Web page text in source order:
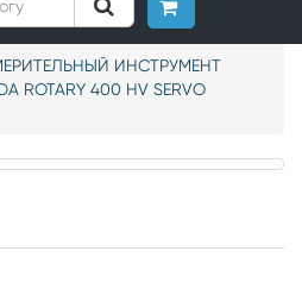
ИНСТРУМЕНТ
ROTARY 400 HV SERVO